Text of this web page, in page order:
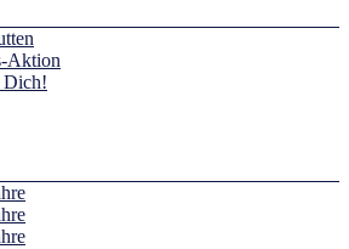
Aktion
Dich!